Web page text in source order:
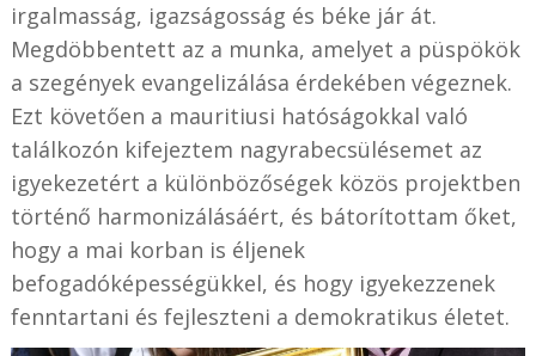
irgalmasság, igazságosság és béke jár át.
Megdöbbentett az a munka, amelyet a püspökök
a szegények evangelizálása érdekében végeznek.
Ezt követően a mauritiusi hatóságokkal való
találkozón kifejeztem nagyrabecsülésemet az
igyekezetért a különbözőségek közös projektben
történő harmonizálásáért, és bátorítottam őket,
hogy a mai korban is éljenek
befogadóképességükkel, és hogy igyekezzenek
fenntartani és fejleszteni a demokratikus életet.